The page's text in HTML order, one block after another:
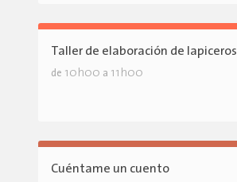
Taller de elaboración de lapiceros
de 10h00 a 11h00
Cuéntame un cuento